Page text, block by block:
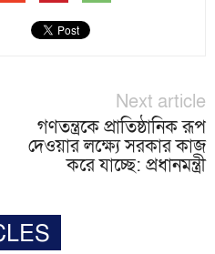
Next article
গণতন্ত্রকে প্রাতিষ্ঠানিক রূপ
দেওয়ার লক্ষ্যে সরকার কাজ
করে যাচ্ছে: প্রধানমন্ত্রী